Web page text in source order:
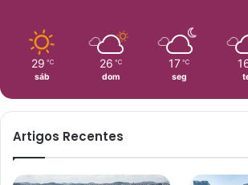
29 ℃
sáb
26 ℃
dom
17 ℃
seg
Artigos Recentes